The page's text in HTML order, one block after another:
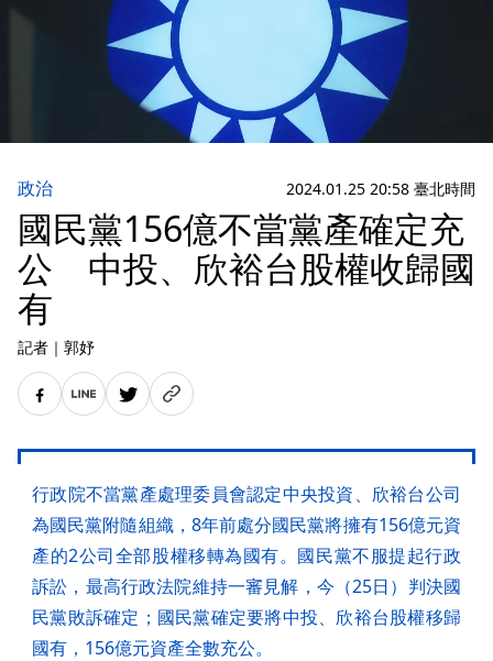
政治 2024.01.25 20:58 臺北時間
國民黨156億不當黨產確定充
公 中投、欣裕台股權收歸國
有
記者 ｜ 郭妤
行政院不當黨產處理委員會認定中央投資、欣裕台公司
為國民黨附隨組織，8年前處分國民黨將擁有156億元資
產的2公司全部股權移轉為國有。國民黨不服提起行政
訴訟，最高行政法院維持一審見解，今（25日）判決國
民黨敗訴確定；國民黨確定要將中投、欣裕台股權移歸
國有，156億元資產全數充公。